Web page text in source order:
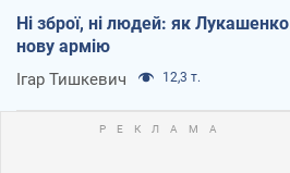
Ні зброї, ні людей: як
нову армію
Ігар Тишкевич 12,3 т.